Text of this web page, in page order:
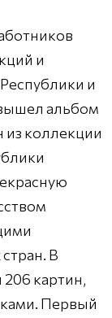
и
и
альбом
из коллекции
В
картин,
Первый